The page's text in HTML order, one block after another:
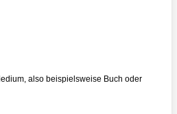
also beispielsweise Buch oder